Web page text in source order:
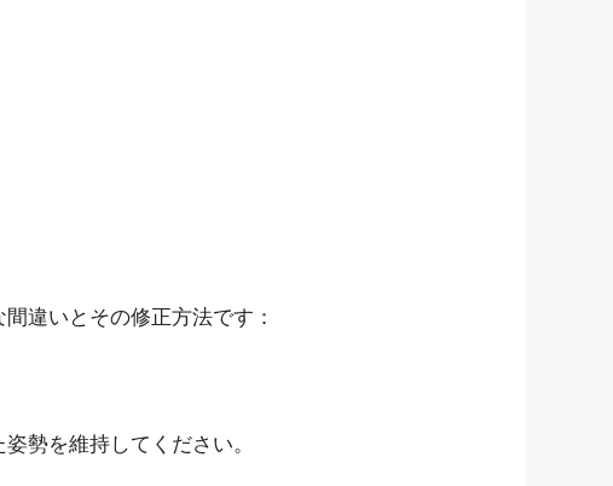
違いとその修正方法です：
勢を維持してください。